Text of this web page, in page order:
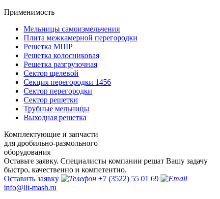
Применимость
Мельницы самоизмельчения
Плита межкамерной перегородки
Решетка МШР
Решетка колосниковая
Решетка разгрузочная
Сектор щелевой
Секция перегородки 1456
Сектор перегородки
Сектор решетки
Трубные мельницы
Выходная решетка
Комплектующие и запчасти
для дробильно-размольного
оборудования
Оставьте заявку. Специалисты компании решат Вашу задачу
быстро, качественно и компетентно.
Оставить заявку
+7 (3522) 55 01 69
info@lit-mash.ru